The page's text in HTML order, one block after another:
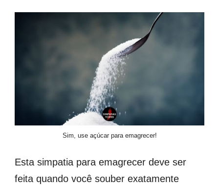
Sim, use açúcar para emagrecer!
Esta simpatia para emagrecer deve ser
feita quando você souber exatamente